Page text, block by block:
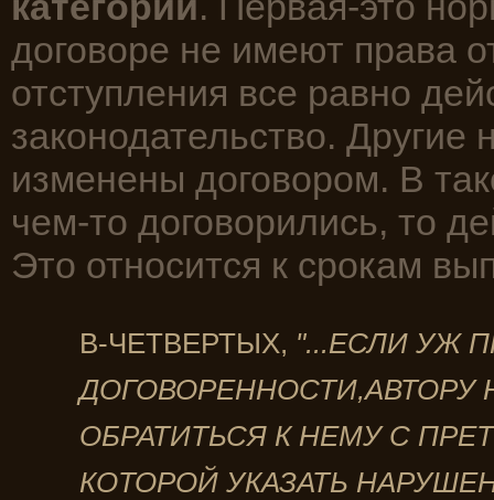
договоре не имеют права
отступления все равно
законодательство.
изменены договором. В
чем-то договорились, то
Это относится к срокам
В-ЧЕТВЕРТЫХ, "...ЕСЛИ УЖ
ОБРАТИТЬСЯ К НЕМУ С
КОТОРОЙ УКАЗАТЬ